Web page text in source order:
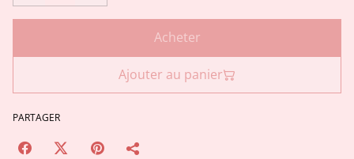
Acheter
Ajouter au panier
PARTAGER